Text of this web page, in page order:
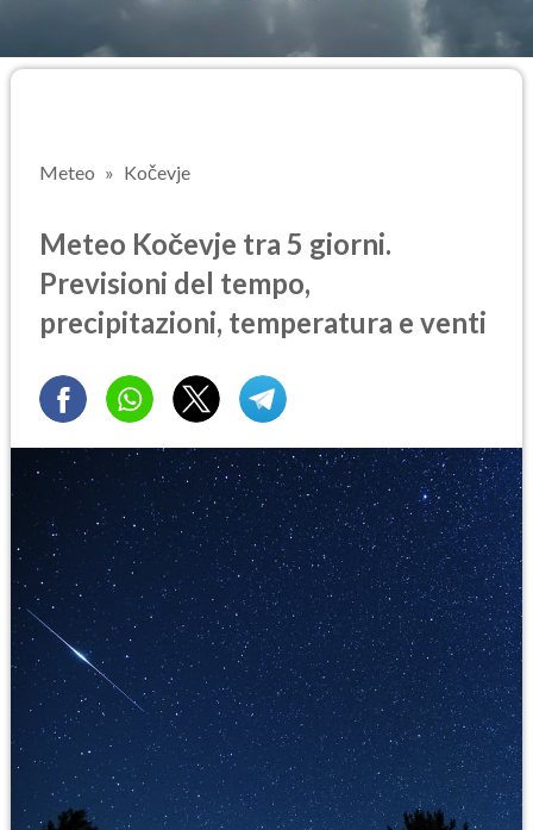
Meteo Kočevje
Meteo Kočevje tra 5 giorni.
Previsioni del tempo,
precipitazioni, temperatura e venti